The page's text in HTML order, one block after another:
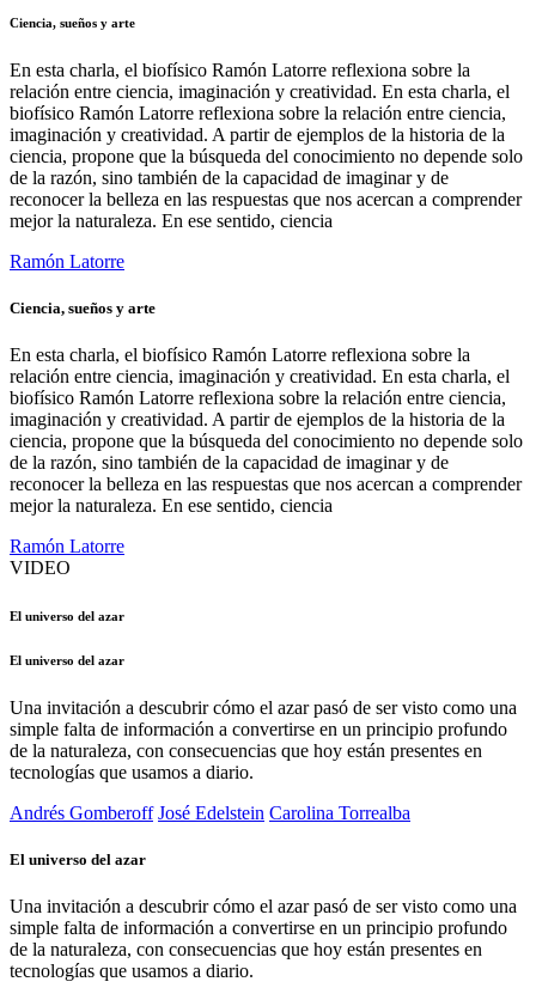
Ciencia, sueños y arte
En esta charla, el biofísico Ramón Latorre reflexiona sobre la
relación entre ciencia, imaginación y creatividad. En esta charla, el
biofísico Ramón Latorre reflexiona sobre la relación entre ciencia,
imaginación y creatividad. A partir de ejemplos de la historia de la
ciencia, propone que la búsqueda del conocimiento no depende solo
de la razón, sino también de la capacidad de imaginar y de
reconocer la belleza en las respuestas que nos acercan a comprender
mejor la naturaleza. En ese sentido, ciencia
Ramón Latorre
Ciencia, sueños y arte
En esta charla, el biofísico Ramón Latorre reflexiona sobre la
relación entre ciencia, imaginación y creatividad. En esta charla, el
biofísico Ramón Latorre reflexiona sobre la relación entre ciencia,
imaginación y creatividad. A partir de ejemplos de la historia de la
ciencia, propone que la búsqueda del conocimiento no depende solo
de la razón, sino también de la capacidad de imaginar y de
reconocer la belleza en las respuestas que nos acercan a comprender
mejor la naturaleza. En ese sentido, ciencia
Ramón Latorre
VIDEO
El universo del azar
El universo del azar
Una invitación a descubrir cómo el azar pasó de ser visto como una
simple falta de información a convertirse en un principio profundo
de la naturaleza, con consecuencias que hoy están presentes en
tecnologías que usamos a diario.
Andrés Gomberoff José Edelstein Carolina Torrealba
El universo del azar
Una invitación a descubrir cómo el azar pasó de ser visto como una
simple falta de información a convertirse en un principio profundo
de la naturaleza, con consecuencias que hoy están presentes en
tecnologías que usamos a diario.